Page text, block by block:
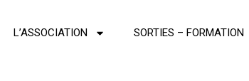
L’ASSOCIATION SORTIES – FORMATION